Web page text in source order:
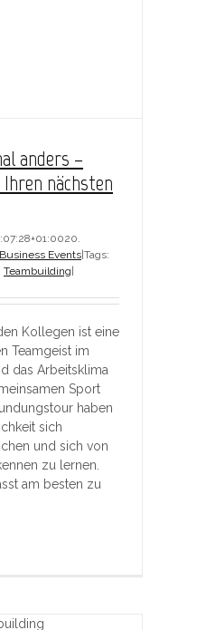
anders –
nächsten
20.
Business Events Tags:
Teambuilding
Kollegen ist eine
Teamgeist im
das Arbeitsklima
Sport
haben
sich
und sich von
zu lernen.
am besten zu